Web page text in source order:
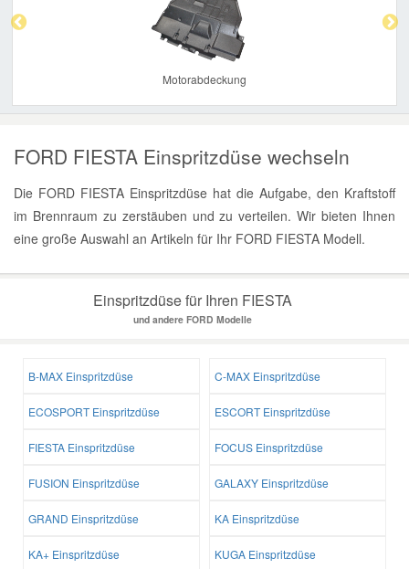
Motorabdeckung
FORD FIESTA Einspritzdüse wechseln
Die FORD FIESTA Einspritzdüse hat die Aufgabe, den Kraftstoff
im Brennraum zu zerstäuben und zu verteilen. Wir bieten Ihnen
eine große Auswahl an Artikeln für Ihr FORD FIESTA Modell.
Einspritzdüse für Ihren FIESTA
und andere FORD Modelle
B-MAX Einspritzdüse C-MAX Einspritzdüse
ECOSPORT Einspritzdüse ESCORT Einspritzdüse
FIESTA Einspritzdüse FOCUS Einspritzdüse
FUSION Einspritzdüse GALAXY Einspritzdüse
GRAND Einspritzdüse KA Einspritzdüse
KA+ Einspritzdüse KUGA Einspritzdüse